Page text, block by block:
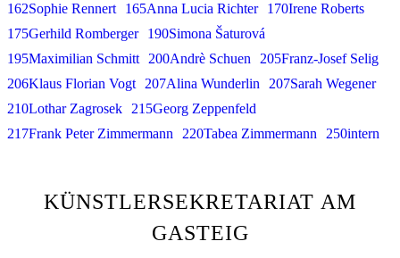
162Sophie Rennert
165Anna Lucia Richter
170Irene Roberts
175Gerhild Romberger
190Simona Šaturová
195Maximilian Schmitt
200Andrè Schuen
205Franz-Josef Selig
206Klaus Florian Vogt
207Alina Wunderlin
207Sarah Wegener
210Lothar Zagrosek
215Georg Zeppenfeld
217Frank Peter Zimmermann
220Tabea Zimmermann 250intern
KÜNSTLERSEKRETARIAT AM
GASTEIG